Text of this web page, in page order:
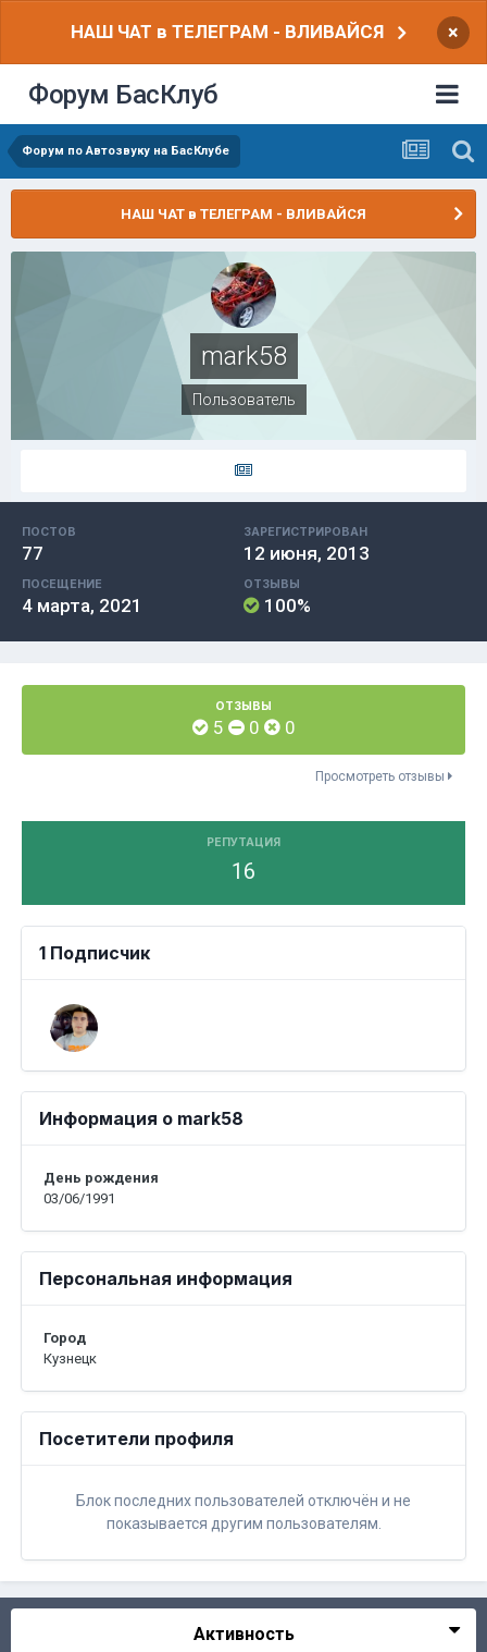
НАШ ЧАТ в ТЕЛЕГРАМ - ВЛИВАЙСЯ ×
Форум БасКлуб
Форум по Автозвуку на БасКлубе
НАШ ЧАТ в ТЕЛЕГРАМ - ВЛИВАЙСЯ
mark58
Пользователь
ПОСТОВ
77
ЗАРЕГИСТРИРОВАН
12 июня, 2013
ПОСЕЩЕНИЕ
4 марта, 2021
ОТЗЫВЫ
100%
ОТЗЫВЫ
5 0 0
Просмотреть отзывы
РЕПУТАЦИЯ
16
1 Подписчик
Информация о mark58
День рождения
03/06/1991
Персональная информация
Город
Кузнецк
Посетители профиля
Блок последних пользователей отключён и не
показывается другим пользователям.
Активность